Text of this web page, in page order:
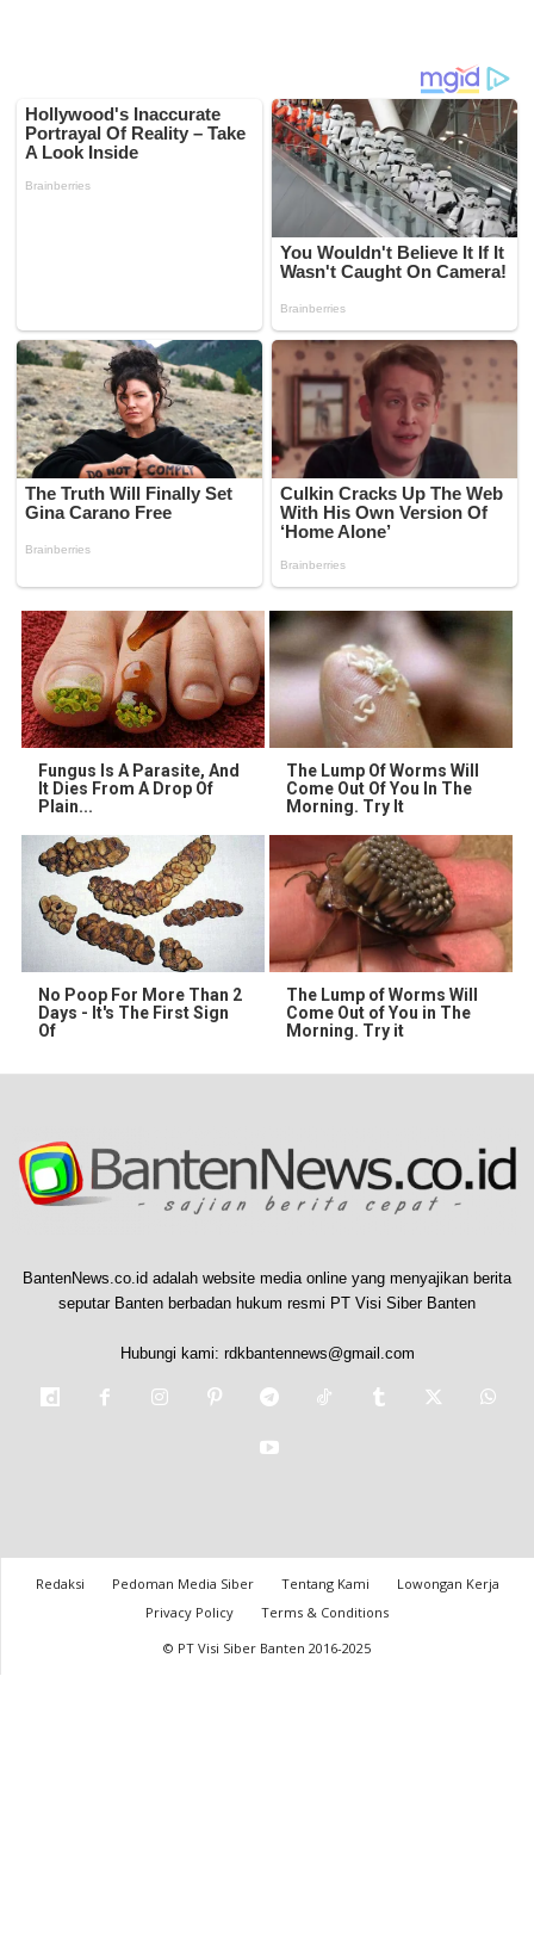
Fungus Is A Parasite, And
It Dies From A Drop Of
Plain...
The Lump Of Worms Will
Come Out Of You In The
Morning. Try It
No Poop For More Than 2
Days - It's The First Sign
Of
The Lump of Worms Will
Come Out of You in The
Morning. Try it
BantenNews.co.id adalah website media online yang menyajikan berita
seputar Banten berbadan hukum resmi PT Visi Siber Banten
Hubungi kami: rdkbantennews@gmail.com
Redaksi Pedoman Media Siber Tentang Kami
Lowongan Kerja
Privacy Policy
Terms & Conditions
© PT Visi Siber Banten 2016-2025